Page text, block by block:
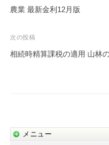
稿
ビ
ゲ
農業 最新金利12月版
次の投稿
相続時精算課税の適用 山林
メニュー